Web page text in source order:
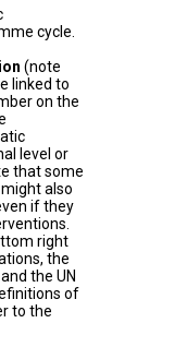
cycle.
(note
linked to
on the
level or
that some
also
if they
right
the
the UN
of
to the